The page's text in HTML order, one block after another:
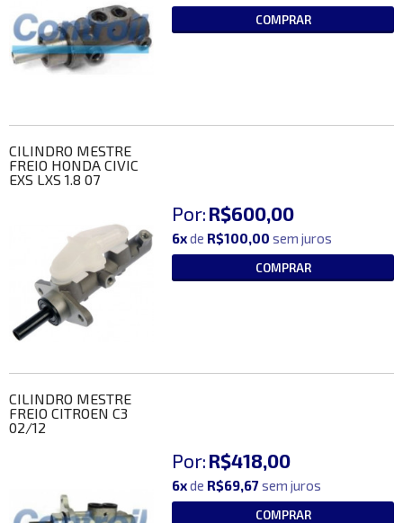
COMPRAR
CILINDRO MESTRE
FREIO HONDA CIVIC
EXS LXS 1.8 07
Por: R$600,00
6xde R$100,00 sem juros
COMPRAR
CILINDRO MESTRE
FREIO CITROEN C3
02/12
Por: R$418,00
6xde R$69,67 sem juros
COMPRAR